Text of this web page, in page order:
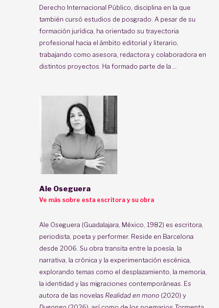
Derecho Internacional Público, disciplina en la que
también cursó estudios de posgrado. A pesar de su
formación jurídica, ha orientado su trayectoria
profesional hacia el ámbito editorial y literario,
trabajando como asesora, redactora y colaboradora en
distintos proyectos. Ha formado parte de la
Ale Oseguera
Ve más sobre esta escritora y su obra
Ale Oseguera (Guadalajara, México, 1982) es escritora,
periodista, poeta y performer. Reside en Barcelona
desde 2006. Su obra transita entre la poesía, la
narrativa, la crónica y la experimentación escénica,
explorando temas como el desplazamiento, la memoria,
la identidad y las migraciones contemporáneas. Es
autora de las novelas Realidad en mono (2020) y